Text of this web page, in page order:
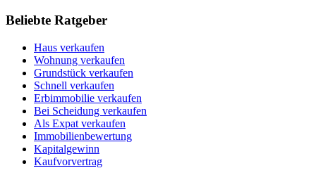
Beliebte Ratgeber
Haus verkaufen
Wohnung verkaufen
Grundstück verkaufen
Schnell verkaufen
Erbimmobilie verkaufen
Bei Scheidung verkaufen
Als Expat verkaufen
Immobilienbewertung
Kapitalgewinn
Kaufvorvertrag